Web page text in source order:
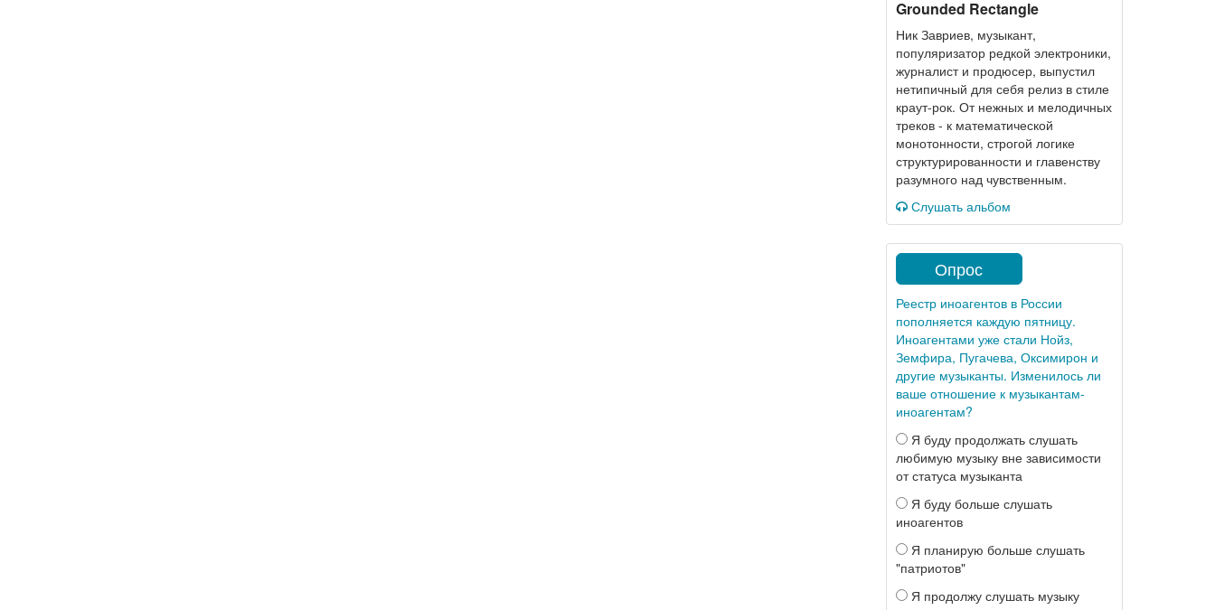
Grounded Rectangle
Ник Завриев, музыкант,
популяризатор редкой электроники,
журналист и продюсер, выпустил
нетипичный для себя релиз в стиле
краут-рок. От нежных и мелодичных
треков - к математической
монотонности, строгой логике
структурированности и главенству
разумного над чувственным.
Слушать альбом
Опрос
Реестр иноагентов в России
пополняется каждую пятницу.
Иноагентами уже стали Нойз,
Земфира, Пугачева, Оксимирон и
другие музыканты. Изменилось ли
ваше отношение к музыкантам-
иноагентам?
Я буду продолжать слушать
любимую музыку вне зависимости
от статуса музыканта
Я буду больше слушать
иноагентов
Я планирую больше слушать
"патриотов"
Я продолжу слушать музыку